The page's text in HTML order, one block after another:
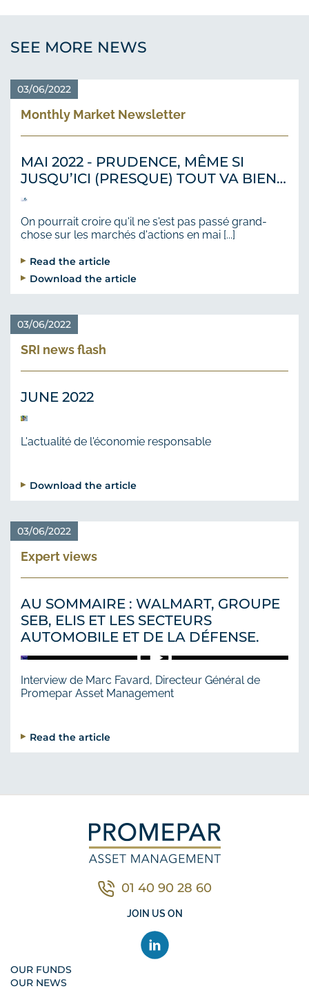
SEE MORE NEWS
03/06/2022
Monthly Market Newsletter
MAI 2022 - PRUDENCE, MÊME SI
JUSQU’ICI (PRESQUE) TOUT VA BIEN…
On pourrait croire qu'il ne s'est pas passé grand-
chose sur les marchés d'actions en mai [...]
Read the article
Download the article
03/06/2022
SRI news flash
JUNE 2022
L'actualité de l'économie responsable
Download the article
03/06/2022
Expert views
AU SOMMAIRE : WALMART, GROUPE
SEB, ELIS ET LES SECTEURS
AUTOMOBILE ET DE LA DÉFENSE.
Interview de Marc Favard, Directeur Général de
Promepar Asset Management
Read the article
01 40 90 28 60
JOIN US ON
OUR FUNDS
OUR NEWS